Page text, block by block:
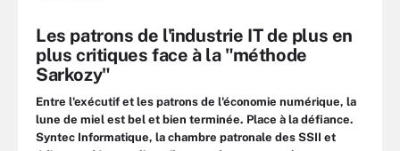
Les patrons de l'industrie IT de plus en
plus critiques face à la "méthode
Sarkozy"
Entre l'exécutif et les patrons de l'économie numérique, la
lune de miel est bel et bien terminée. Place à la défiance.
Syntec Informatique, la chambre patronale des SSII et